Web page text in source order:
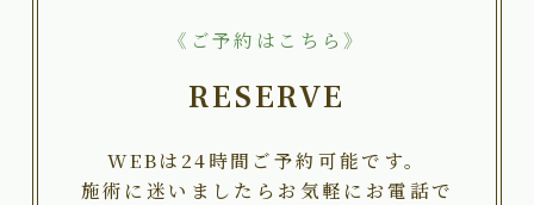
《ご予約はこちら》
RESERVE
WEBは24時間ご予約可能です。
施術に迷いましたらお気軽にお電話で